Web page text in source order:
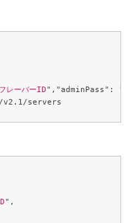
フレーバーID","adminPass": "
",